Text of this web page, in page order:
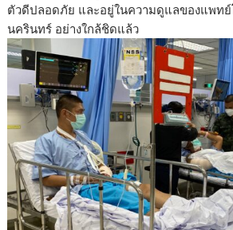
ตัวดีปลอดภัย และอยู่ในความดูแลของแพทย์
นครินทร์ อย่างใกล้ชิดแล้ว